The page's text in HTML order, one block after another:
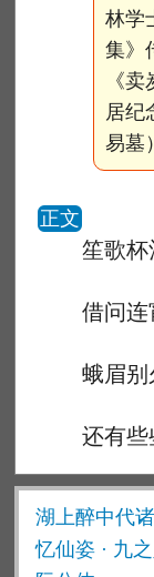
林学
集》
《
居纪
易墓
正文
笙歌杯酒
借问连宵
蛾眉别久
还有些些
湖上醉中代
忆仙姿 · 九